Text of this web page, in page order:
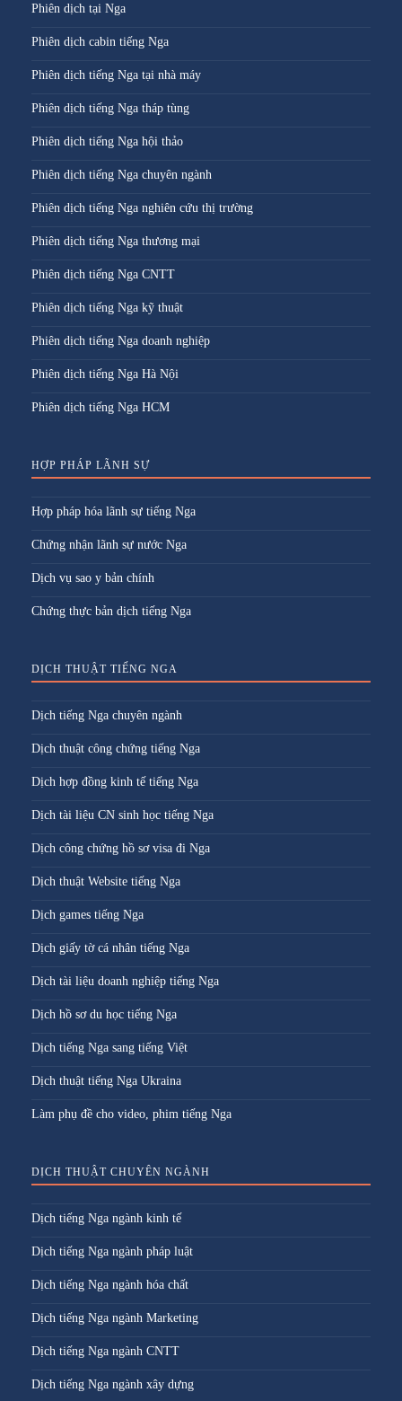
Phiên dịch tại Nga
Phiên dịch cabin tiếng Nga
Phiên dịch tiếng Nga tại nhà máy
Phiên dịch tiếng Nga tháp tùng
Phiên dịch tiếng Nga hội thảo
Phiên dịch tiếng Nga chuyên ngành
Phiên dịch tiếng Nga nghiên cứu thị trường
Phiên dịch tiếng Nga thương mại
Phiên dịch tiếng Nga CNTT
Phiên dịch tiếng Nga kỹ thuật
Phiên dịch tiếng Nga doanh nghiệp
Phiên dịch tiếng Nga Hà Nội
Phiên dịch tiếng Nga HCM
HỢP PHÁP LÃNH SỰ
Hợp pháp hóa lãnh sự tiếng Nga
Chứng nhận lãnh sự nước Nga
Dịch vụ sao y bản chính
Chứng thực bản dịch tiếng Nga
DỊCH THUẬT TIẾNG NGA
Dịch tiếng Nga chuyên ngành
Dịch thuật công chứng tiếng Nga
Dịch hợp đồng kinh tế tiếng Nga
Dịch tài liệu CN sinh học tiếng Nga
Dịch công chứng hồ sơ visa đi Nga
Dịch thuật Website tiếng Nga
Dịch games tiếng Nga
Dịch giấy tờ cá nhân tiếng Nga
Dịch tài liệu doanh nghiệp tiếng Nga
Dịch hồ sơ du học tiếng Nga
Dịch tiếng Nga sang tiếng Việt
Dịch thuật tiếng Nga Ukraina
Làm phụ đề cho video, phim tiếng Nga
DỊCH THUẬT CHUYÊN NGÀNH
Dịch tiếng Nga ngành kinh tế
Dịch tiếng Nga ngành pháp luật
Dịch tiếng Nga ngành hóa chất
Dịch tiếng Nga ngành Marketing
Dịch tiếng Nga ngành CNTT
Dịch tiếng Nga ngành xây dựng